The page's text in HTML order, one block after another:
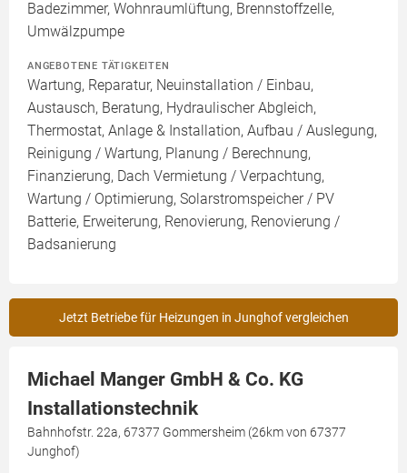
Badezimmer, Wohnraumlüftung, Brennstoffzelle,
Umwälzpumpe
ANGEBOTENE TÄTIGKEITEN
Wartung, Reparatur, Neuinstallation / Einbau,
Austausch, Beratung, Hydraulischer Abgleich,
Thermostat, Anlage & Installation, Aufbau / Auslegung,
Reinigung / Wartung, Planung / Berechnung,
Finanzierung, Dach Vermietung / Verpachtung,
Wartung / Optimierung, Solarstromspeicher / PV
Batterie, Erweiterung, Renovierung, Renovierung /
Badsanierung
Jetzt Betriebe für Heizungen in Junghof vergleichen
Michael Manger GmbH & Co. KG
Installationstechnik
Bahnhofstr. 22a, 67377 Gommersheim (26km von 67377
Junghof)